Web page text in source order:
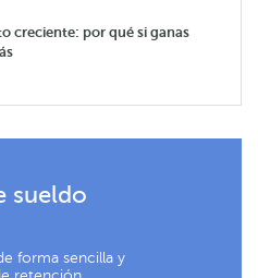
creciente: por qué si ganas
sueldo
forma sencilla y